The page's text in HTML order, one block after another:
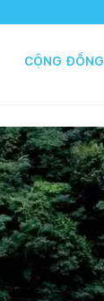
CỘNG ĐỒNG